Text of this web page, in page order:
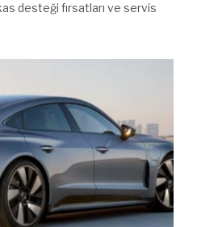
desteği fırsatları ve servis